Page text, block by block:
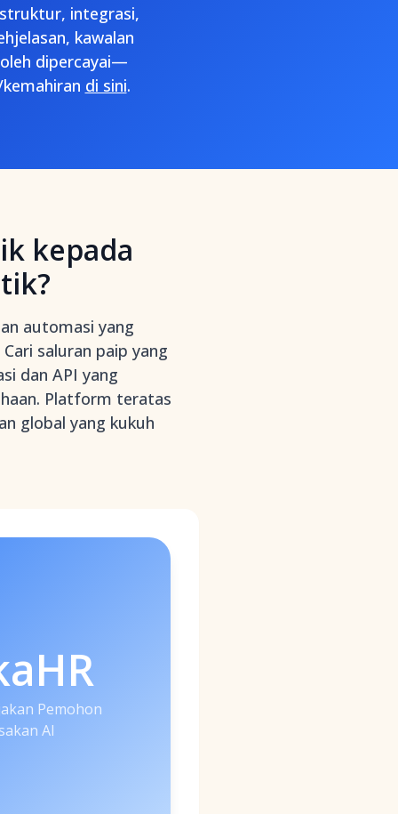
integrasi,
kawalan
dipercayai—
di sini.
kepada
automasi yang
saluran paip yang
dan API yang
Platform teratas
global yang kukuh
Pemohon
AI